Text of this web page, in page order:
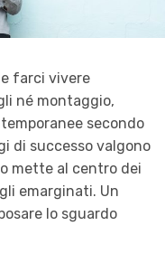
farci vivere
né montaggio,
secondo
di successo valgono
mette al centro dei
emarginati. Un
lo sguardo